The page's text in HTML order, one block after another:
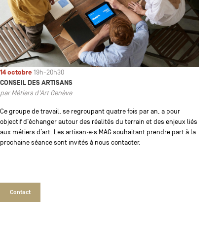
14 octobre 19h-20h30
CONSEIL DES ARTISANS
par Métiers d'Art Genève
Ce groupe de travail, se regroupant quatre fois par an, a pour
objectif d’échanger autour des réalités du terrain et des enjeux liés
aux métiers d’art. Les artisan·e·s MAG souhaitant prendre part à la
prochaine séance sont invités à nous contacter.
Contact